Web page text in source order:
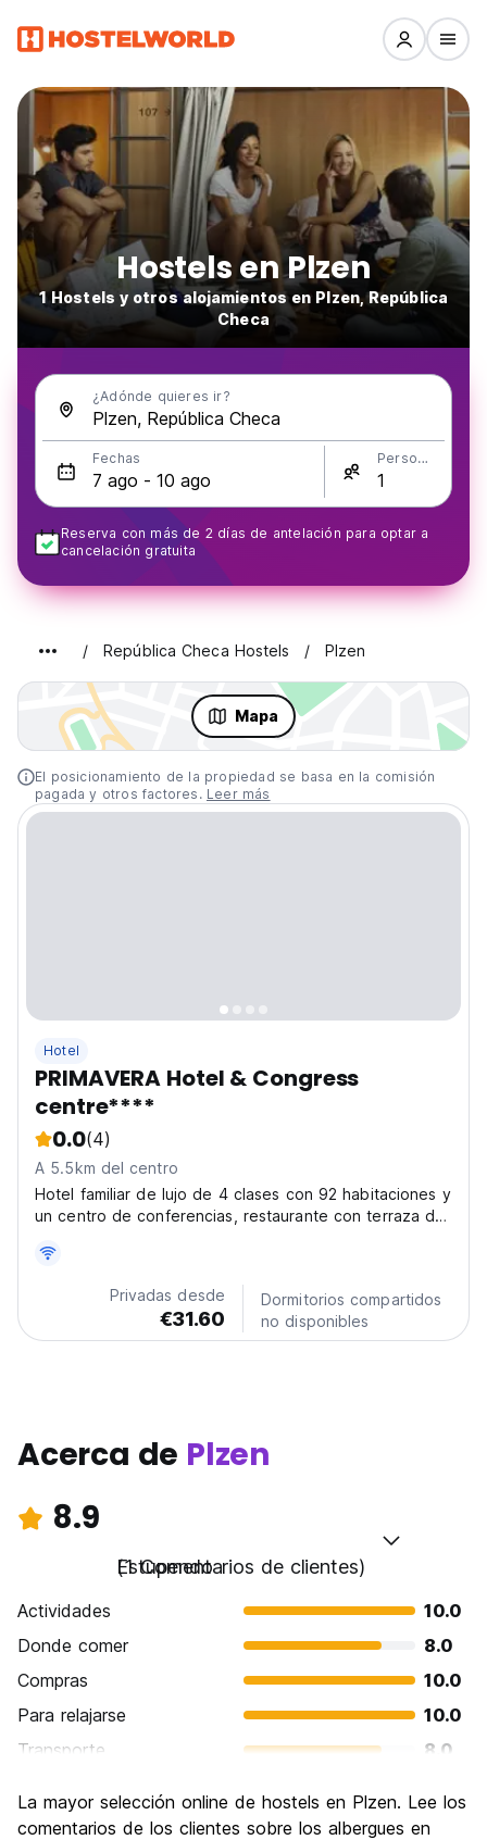
Hostels en Plzen
1 Hostels y otros alojamientos en Plzen, República
Checa
¿Adónde quieres ir?
Fechas Personas
Reserva con más de 2 días de antelación para optar a
cancelación gratuita
República Checa Hostels Plzen
Mapa
El posicionamiento de la propiedad se basa en la comisión
pagada y otros factores. Leer más
Hotel
PRIMAVERA Hotel & Congress
centre****
0.0(4)
A 5.5km del centro
Hotel familiar de lujo de 4 clases con 92 habitaciones y
un centro de conferencias, restaurante con terraza de
estacionamiento para 180 autos/ 3 autobuses.
Privadas desde
€31.60
Dormitorios compartidos
no disponibles
Acerca de Plzen
8.9
Estupendo
(1 Comentarios de clientes)
Actividades
10.0
Donde comer
8.0
Compras
10.0
Para relajarse
10.0
Transporte
8.0
Cultura
10.0
La mayor selección online de hostels en Plzen. Lee los
comentarios de los clientes sobre los albergues en